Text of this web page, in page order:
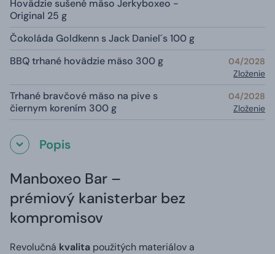
Hovädzie sušené mäso Jerkyboxeo -
Original 25 g
Čokoláda Goldkenn s Jack Daniel´s 100 g
BBQ trhané hovädzie mäso 300 g
04/2028
Zloženie
Trhané bravčové mäso na pive s
čiernym korením 300 g
04/2028
Zloženie
Popis
Manboxeo Bar –
prémiový kanisterbar bez
kompromisov
Revolučná kvalita použitých materiálov a